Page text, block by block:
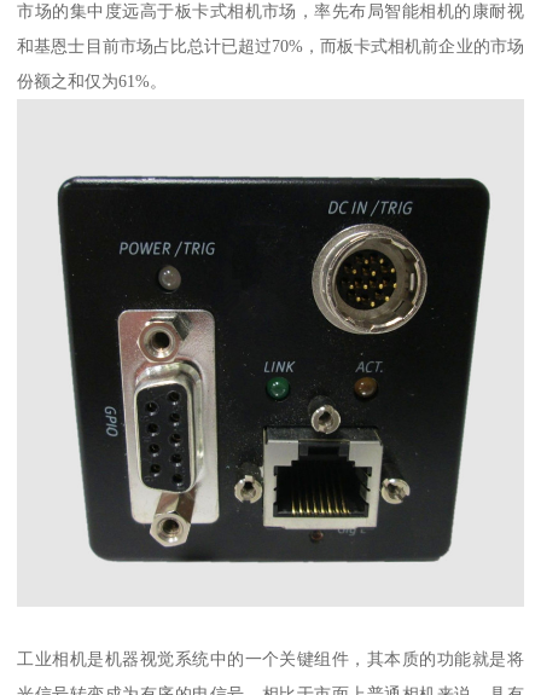
市场的集中度远高于板卡式相机市场，率先布局智能相机的康耐视
和基恩士目前市场占比总计已超过70%，而板卡式相机前企业的市场
份额之和仅为61%。
工业相机是机器视觉系统中的一个关键组件，其本质的功能就是将